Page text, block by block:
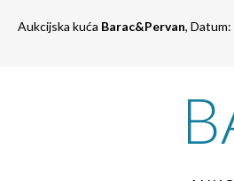
Aukcijska kuća Barac&Pervan, Datum: